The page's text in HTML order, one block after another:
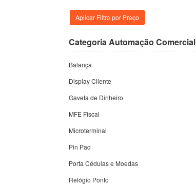
Categoria Automação Comercial
Balança
Display Cliente
Gaveta de Dinheiro
MFE Fiscal
Microterminal
Pin Pad
Porta Cédulas e Moedas
Relógio Ponto